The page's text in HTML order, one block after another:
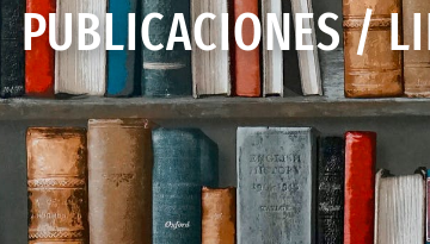
PUBLICACIONES /